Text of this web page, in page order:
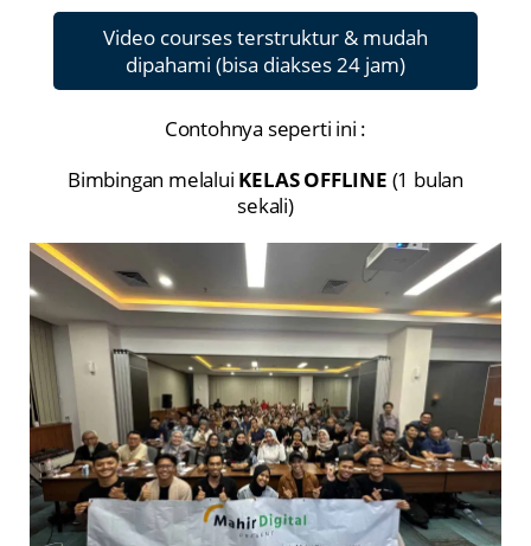
Video courses terstruktur & mudah
dipahami (bisa diakses 24 jam)
Contohnya seperti ini :
Bimbingan melalui KELAS OFFLINE (1 bulan
sekali)